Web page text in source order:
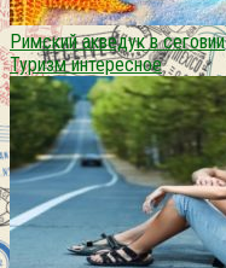
Римский акведук в сеговии
Туризм интересное